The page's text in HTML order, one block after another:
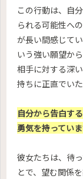
この行動は、自
られる可能性へ
が長い間感じて
いう強い願望か
相手に対する深
持ちに正直でい
自分から告白す
勇気を持っていま
彼女たちは、待
とで、望む関係